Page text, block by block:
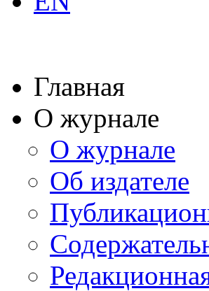
Главная
О журнале
О журнале
Об издателе